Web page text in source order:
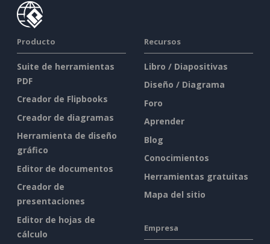
Producto
Suite de herramientas
PDF
Creador de Flipbooks
Creador de diagramas
Herramienta de diseño
gráfico
Editor de documentos
Creador de
presentaciones
Editor de hojas de
cálculo
Recursos
Libro / Diapositivas
Diseño / Diagrama
Foro
Aprender
Blog
Conocimientos
Herramientas gratuitas
Mapa del sitio
Empresa